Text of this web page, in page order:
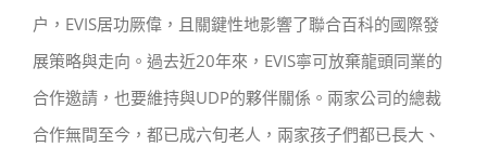
户，EVIS居功厥偉，且關鍵性地影響了聯合百科的國際發
展策略與走向。過去近20年來，EVIS寧可放棄龍頭同業的
合作邀請，也要維持與UDP的夥伴關係。兩家公司的總裁
合作無間至今，都已成六旬老人，兩家孩子們都已長大、